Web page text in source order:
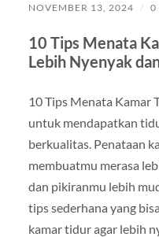
NOVEMBER 13, 2024 / 0
10 Tips Menata
Lebih Nyenyak
10 Tips Menata Kamar
untuk mendapatkan
berkualitas. Penataan
membuatmu merasa
dan pikiranmu lebih
tips sederhana yang
kamar tidur agar lebih